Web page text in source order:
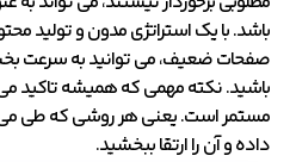
باشد. با یک استراتژی مدون و تولید
صفحات ضعیف، می توانید به سرعت
باشید. نکته مهمی که همیشه تاکید می
مستمر است. یعنی هر روشی که طی می
داده و آن را ارتقا ببخشید.